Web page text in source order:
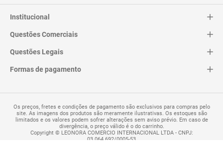
Institucional
Catálogo
Quem Somos
Questões Comerciais
Trocas e Devoluções
Entrega
Questões Legais
Termos de Uso
Formas de pagamento
Os preços, fretes e condições de pagamento são exclusivos para compras pelo
site. As imagens dos produtos são meramente ilustrativas. Os estoques são
limitados e os valores podem sofrer alterações sem aviso prévio. Em caso de
divergência, o preço válido é o do carrinho.
Copyright © LEONORA COMERCIO INTERNACIONAL LTDA - CNPJ:
03.064.692/0005-53